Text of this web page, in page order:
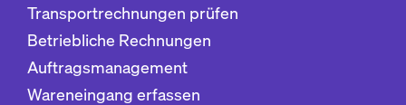
Transportrechnungen prüfen
Betriebliche Rechnungen
Auftragsmanagement
Wareneingang erfassen